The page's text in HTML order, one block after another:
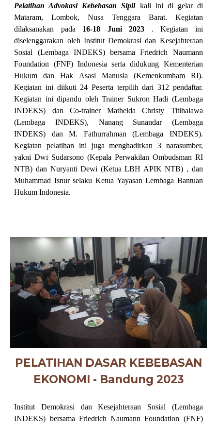
Pelatihan Advokasi Kebebasan Sipil kali ini di gelar di
Mataram, Lombok, Nusa Tenggara Barat. Kegiatan
dilaksanakan pada 16-18 Juni 2023
. Kegiatan ini
diselenggarakan oleh Institut Demokrasi dan Kesejahteraan
Sosial (Lembaga INDEKS) bersama Friedrich Naumann
Foundation (FNF) Indonesia serta didukung Kementerian
Hukum dan Hak Asasi Manusia (Kemenkumham RI).
Kegiatan ini diikuti 24 Peserta terpilih dari 31 2 pendaftar.
Kegiatan ini dipandu oleh Trainer Sukron Hadi (Lembaga
INDEKS) dan Co-trainer Mathelda Christy Titihalawa
(Lembaga INDEKS), Nanang Sunandar (Lembaga
INDEKS) dan M. Fathurrahman (Lembaga INDEKS).
Kegiatan pelatihan ini juga menghadirkan 3 narasumber,
yakniDwi Sudarsono (Kepala Perwakilan Ombudsman RI
NTB) dan Nuryanti Dewi (Ketua LBH APIK NTB) , dan
Muhammad Isnur selaku Ketua Yayasan Lembaga Bantuan
Hukum Indonesia.
PELATIHAN DASAR KEBEBASAN
EKONOMI - Bandung 2023
Institut Demokrasi dan Kesejahteraan Sosial (Lembaga
INDEKS) bersama Friedrich Naumann Foundation (FNF)